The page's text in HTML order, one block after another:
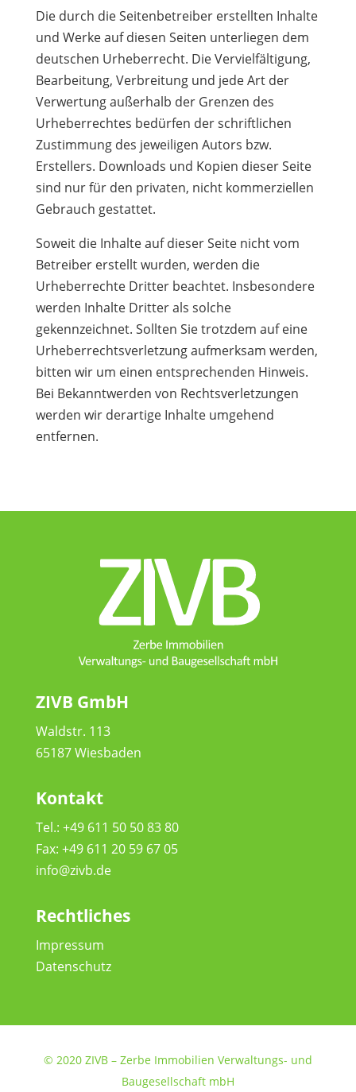
Die durch die Seitenbetreiber erstellten Inhalte
und Werke auf diesen Seiten unterliegen dem
deutschen Urheberrecht. Die Vervielfältigung,
Bearbeitung, Verbreitung und jede Art der
Verwertung außerhalb der Grenzen des
Urheberrechtes bedürfen der schriftlichen
Zustimmung des jeweiligen Autors bzw.
Erstellers. Downloads und Kopien dieser Seite
sind nur für den privaten, nicht kommerziellen
Gebrauch gestattet.
Soweit die Inhalte auf dieser Seite nicht vom
Betreiber erstellt wurden, werden die
Urheberrechte Dritter beachtet. Insbesondere
werden Inhalte Dritter als solche
gekennzeichnet. Sollten Sie trotzdem auf eine
Urheberrechtsverletzung aufmerksam werden,
bitten wir um einen entsprechenden Hinweis.
Bei Bekanntwerden von Rechtsverletzungen
werden wir derartige Inhalte umgehend
entfernen.
ZIVB GmbH
Waldstr. 113
65187 Wiesbaden
Kontakt
Tel.: +49 611 50 50 83 80
Fax: +49 611 20 59 67 05
info@zivb.de
Rechtliches
Impressum
Datenschutz
© 2020 ZIVB – Zerbe Immobilien Verwaltungs- und
Baugesellschaft mbH